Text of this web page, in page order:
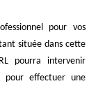
pour vos
située dans cette
pourra intervenir
pour effectuer une